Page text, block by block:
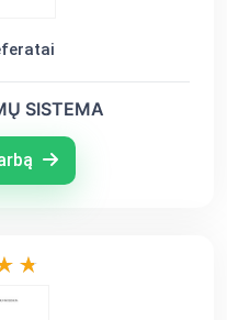
SISTEMA